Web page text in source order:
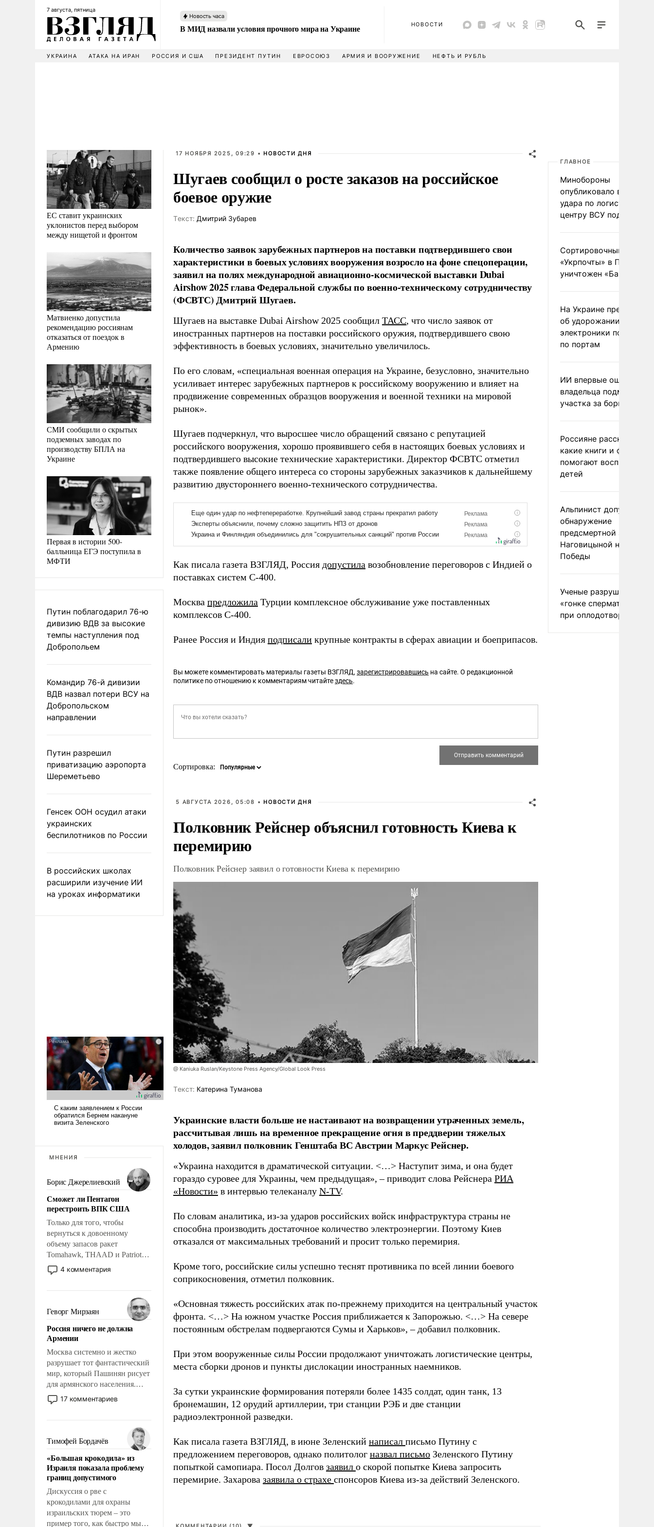
7 августа, пятница
Новость часа
В МИД назвали условия прочного мира на Украине НОВОСТИ
УКРАИНА АТАКА НА ИРАН РОССИЯ И США ПРЕЗИДЕНТ ПУТИН ЕВРОСОЮЗ АРМИЯ И ВООРУЖЕНИЕ НЕФТЬ И РУБЛЬ
ЕС ставит украинских
уклонистов перед выбором
между нищетой и фронтом
Матвиенко допустила
рекомендацию россиянам
отказаться от поездок в
Армению
СМИ сообщили о скрытых
подземных заводах по
производству БПЛА на
Украине
Первая в истории 500-
балльница ЕГЭ поступила в
МФТИ
Путин поблагодарил 76-ю
дивизию ВДВ за высокие
темпы наступления под
Добропольем
Командир 76-й дивизии
ВДВ назвал потери ВСУ на
Добропольском
направлении
Путин разрешил
приватизацию аэропорта
Шереметьево
Генсек ООН осудил атаки
украинских
беспилотников по России
В российских школах
расширили изучение ИИ
на уроках информатики
МНЕНИЯ
Борис Джерелиевский
Сможет ли Пентагон
перестроить ВПК США
Только для того, чтобы
вернуться к довоенному
объему запасов ракет
Tomahawk, THAAD и Patriot
США потребуется более трех
лет. Даже небольшая война с
Сложившаяся ситуация
означает многолетний период
уязвимости США, например,
перед Китаем.
4 комментария
Геворг Мирзаян
Россия ничего не должна
Армении
Москва системно и жестко
разрушает тот фантастический
мир, который Пашинян рисует
для армянского населения.
Мир, где политические
прожекты будут безусловно
налогоплательщиков и где
Еревану за свои поступки не
нужно отвечать.
17 комментариев
Тимофей Бордачёв
«Большая крокодила» из
Израиля показала проблему
границ допустимого
Дискуссия о рве с
крокодилами для охраны
израильских тюрем – это
пример того, как быстро мы
17 НОЯБРЯ 2025, 09:29 • НОВОСТИ ДНЯ
Шугаев сообщил о росте заказов на российское
боевое оружие
Tекст: Дмитрий Зубарев
Количество заявок зарубежных партнеров на поставки подтвердившего свои
характеристики в боевых условиях вооружения возросло на фоне спецоперации,
заявил на полях международной авиационно-космической выставки Dubai
Airshow 2025 глава Федеральной службы по военно-техническому сотрудничеству
(ФСВТС) Дмитрий Шугаев.
Шугаев на выставке Dubai Airshow 2025 сообщил ТАСС, что число заявок от
иностранных партнеров на поставки российского оружия, подтвердившего свою
эффективность в боевых условиях, значительно увеличилось.
По его словам, «специальная военная операция на Украине, безусловно, значительно
усиливает интерес зарубежных партнеров к российскому вооружению и влияет на
продвижение современных образцов вооружения и военной техники на мировой
рынок».
Шугаев подчеркнул, что выросшее число обращений связано с репутацией
российского вооружения, хорошо проявившего себя в настоящих боевых условиях и
подтвердившего высокие технические характеристики. Директор ФСВТС отметил
также появление общего интереса со стороны зарубежных заказчиков к дальнейшему
развитию двустороннего военно-технического сотрудничества.
Как писала газета ВЗГЛЯД, Россия допустила возобновление переговоров с Индией о
поставках систем С-400.
Москва предложила Турции комплексное обслуживание уже поставленных
комплексов С-400.
Ранее Россия и Индия подписали крупные контракты в сферах авиации и боеприпасов.
Вы можете комментировать материалы газеты ВЗГЛЯД, зарегистрировавшись на сайте. О редакционной
политике по отношению к комментариям читайтездесь.
Сортировка:
5 АВГУСТА 2026, 05:08 • НОВОСТИ ДНЯ
Полковник Рейснер объяснил готовность Киева к
перемирию
Полковник Рейснер заявил о готовности Киева к перемирию
@ Kaniuka Ruslan/Keystone Press Agency/Global Look Press
Tекст: Катерина Туманова
Украинские власти больше не настаивают на возвращении утраченных земель,
рассчитывая лишь на временное прекращение огня в преддверии тяжелых
холодов, заявил полковник Генштаба ВС Австрии Маркус Рейснер.
«Украина находится в драматической ситуации. <…> Наступит зима, и она будет
гораздо суровее для Украины, чем предыдущая», – приводит слова Рейснера РИА
«Новости» в интервью телеканалу N-TV.
По словам аналитика, из-за ударов российских войск инфраструктура страны не
способна производить достаточное количество электроэнергии. Поэтому Киев
отказался от максимальных требований и просит только перемирия.
Кроме того, российские силы успешно теснят противника по всей линии боевого
соприкосновения, отметил полковник.
«Основная тяжесть российских атак по-прежнему приходится на центральный участок
фронта. <…> На южном участке Россия приближается к Запорожью. <…> На севере
постоянным обстрелам подвергаются Сумы и Харьков», – добавил полковник.
При этом вооруженные силы России продолжают уничтожать логистические центры,
места сборки дронов и пункты дислокации иностранных наемников.
За сутки украинские формирования потеряли более 1435 солдат, один танк, 13
бронемашин, 12 орудий артиллерии, три станции РЭБ и две станции
радиоэлектронной разведки.
Как писала газета ВЗГЛЯД, в июне Зеленский написал письмо Путину с
предложением переговоров, однако политолог назвал письмо Зеленского Путину
попыткой самопиара. Посол Долгов заявил о скорой попытке Киева запросить
перемирие. Захарова заявила о страхе спонсоров Киева из-за действий Зеленского.
ГЛАВНОЕ
Минобороны
опубликовало видео
удара по
центру ВСУ под Киевом
Сортировочный пункт
«Укрпочты» в
уничтожен
На Украине
об удорожании
электроники после
по портам
ИИ впервые
владельца
участка за борщевик
Россияне рассказали,
какие книги и фильмы
помогают воспитывать
детей
Альпинист допустил
обнаружение
предсмертной записки
Наговицыной на пике
Победы
Ученые разрушили миф
«гонке
при оплодотворении